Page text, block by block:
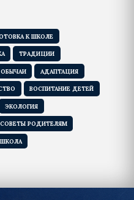
К ШКОЛЕ
ТРАДИЦИИ
ОБЫЧАИ АДАПТАЦИЯ
ВОСПИТАНИЕ ДЕТЕЙ
ЭКОЛОГИЯ
СОВЕТЫ РОДИТЕЛЯМ
ШКОЛА